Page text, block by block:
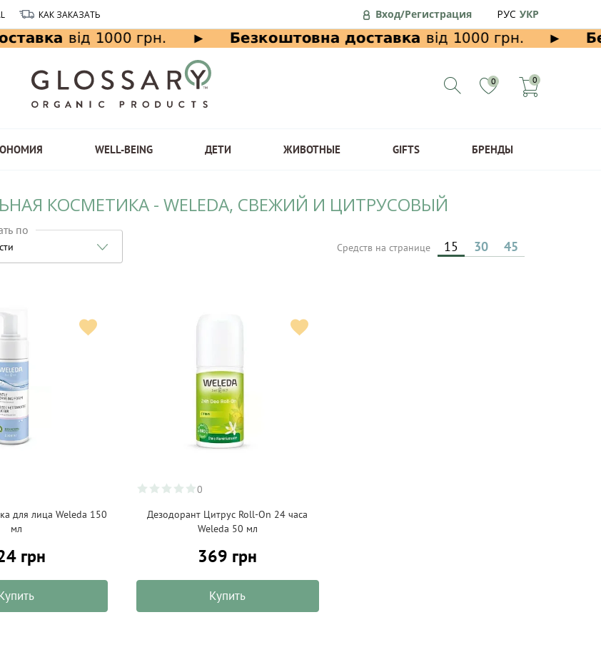
КАК ЗАКАЗАТЬ Вход/Регистрация РУС УКР
0 0
WELL-BEING ДЕТИ ЖИВОТНЫЕ GIFTS БРЕНДЫ
КОСМЕТИКА - WELEDA, СВЕЖИЙ И ЦИТРУСОВЫЙ
по
Средств на странице 15 30 45
для лица Weleda 150
мл
грн
0
Дезодорант Цитрус Roll-On 24 часа
Weleda 50 мл
369 грн
Купить